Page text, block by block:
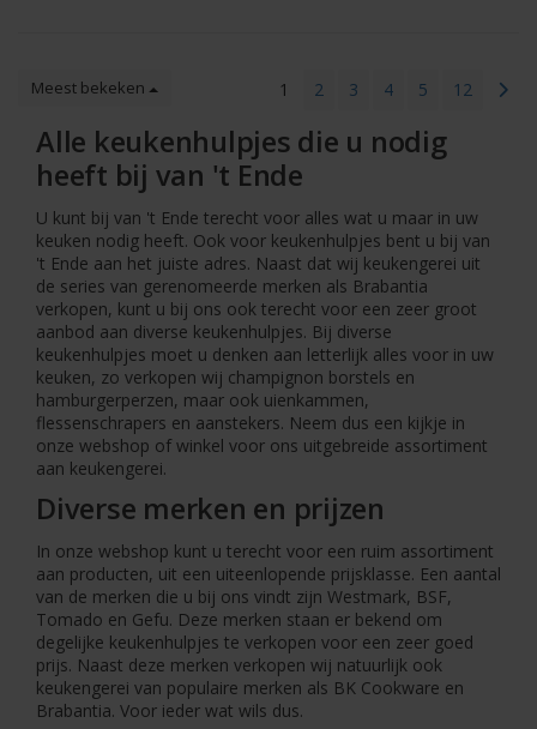
Meest bekeken 1 2 3 4 5 12
Alle keukenhulpjes die u nodig
heeft bij van 't Ende
U kunt bij van 't Ende terecht voor alles wat u maar in uw
keuken nodig heeft. Ook voor keukenhulpjes bent u bij van
't Ende aan het juiste adres. Naast dat wij keukengerei uit
de series van gerenomeerde merken als Brabantia
verkopen, kunt u bij ons ook terecht voor een zeer groot
aanbod aan diverse keukenhulpjes. Bij diverse
keukenhulpjes moet u denken aan letterlijk alles voor in uw
keuken, zo verkopen wij champignon borstels en
hamburgerperzen, maar ook uienkammen,
flessenschrapers en aanstekers. Neem dus een kijkje in
onze webshop of winkel voor ons uitgebreide assortiment
aan keukengerei.
Diverse merken en prijzen
In onze webshop kunt u terecht voor een ruim assortiment
aan producten, uit een uiteenlopende prijsklasse. Een aantal
van de merken die u bij ons vindt zijn Westmark, BSF,
Tomado en Gefu. Deze merken staan er bekend om
degelijke keukenhulpjes te verkopen voor een zeer goed
prijs. Naast deze merken verkopen wij natuurlijk ook
keukengerei van populaire merken als BK Cookware en
Brabantia. Voor ieder wat wils dus.